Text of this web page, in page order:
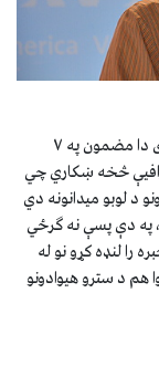
پــټــي لوبـــــي یو تحلیلي نظر لیکونکی : طاهر اڅکزی دا مضمون په ۷
څخه ښکاري چي
د لوبو میدانونه دي
په دې پسې نه ګرځي
را لنډه کړو نو له
هم د سترو هیوادونو